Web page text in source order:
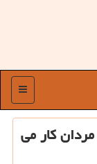
منو
كار می